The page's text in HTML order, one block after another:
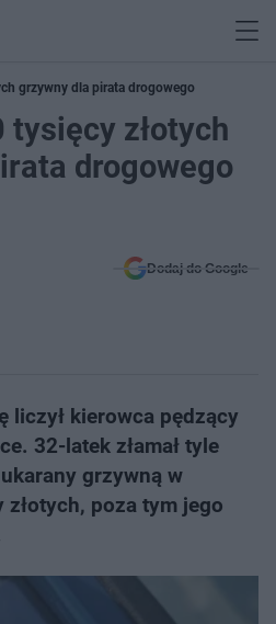
grzywny dla pirata drogowego
tysięcy złotych
drogowego
Dodaj do Google
liczył kierowca pędzący
32-latek złamał tyle
grzywną w
poza tym jego